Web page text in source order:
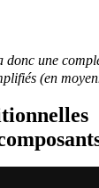
donc une
(en